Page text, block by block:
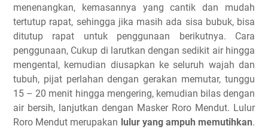
menenangkan, kemasannya yang cantik dan mudah
tertutup rapat, sehingga jika masih ada sisa bubuk, bisa
ditutup rapat untuk penggunaan berikutnya. Cara
penggunaan, Cukup di larutkan dengan sedikit air hingga
mengental, kemudian diusapkan ke seluruh wajah dan
tubuh, pijat perlahan dengan gerakan memutar, tunggu
15 – 20 menit hingga mengering, kemudian bilas dengan
air bersih, lanjutkan dengan Masker Roro Mendut. Lulur
Roro Mendut merupakan lulur yang ampuh memutihkan.